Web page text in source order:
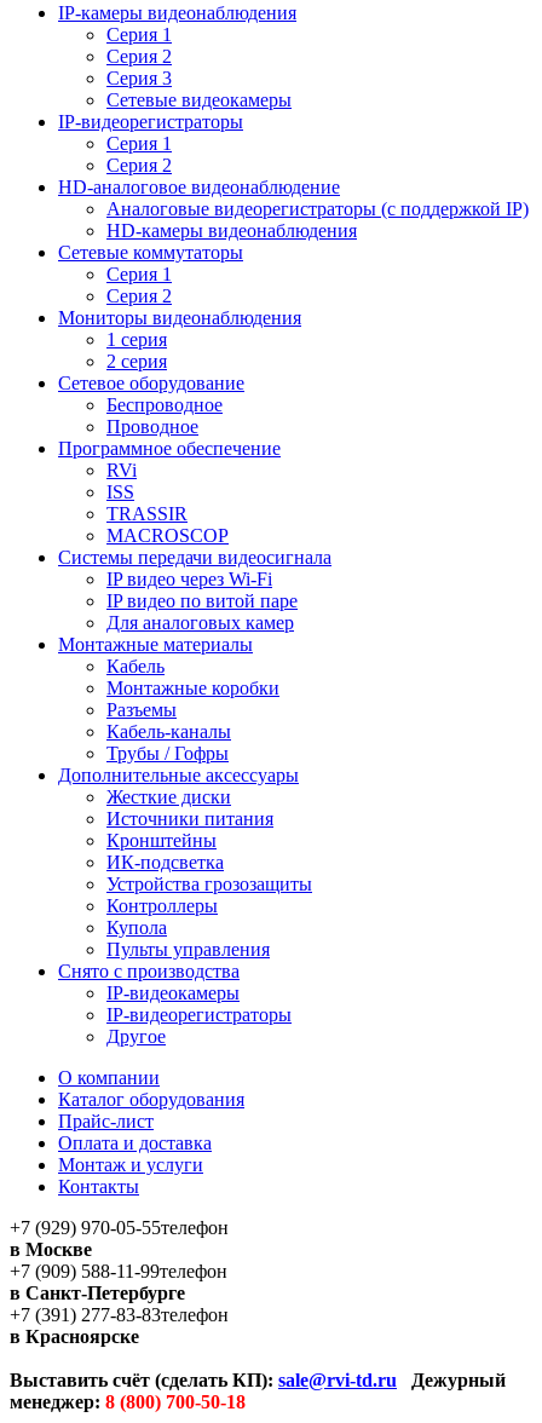
IP-камеры видеонаблюдения
Серия 1
Серия 2
Серия 3
Сетевые видеокамеры
IP-видеорегистраторы
Серия 1
Серия 2
HD-аналоговое видеонаблюдение
Aналоговые видеорегистраторы (с поддержкой IP)
HD-камеры видеонаблюдения
Сетевые коммутаторы
Серия 1
Серия 2
Мониторы видеонаблюдения
1 серия
2 серия
Сетевое оборудование
Беспроводное
Проводное
Программное обеспечение
RVi
ISS
TRASSIR
MACROSCOP
Системы передачи видеосигнала
IP видео через Wi-Fi
IP видео по витой паре
Для аналоговых камер
Монтажные материалы
Кабель
Монтажные коробки
Разъемы
Кабель-каналы
Трубы / Гофры
Дополнительные аксессуары
Жесткие диски
Источники питания
Кронштейны
ИК-подсветка
Устройства грозозащиты
Контроллеры
Купола
Пульты управления
Снято с производства
IP-видеокамеры
IP-видеорегистраторы
Другое
О компании
Каталог оборудования
Прайс-лист
Оплата и доставка
Монтаж и услуги
Контакты
+7 (929) 970-05-55телефон
в Москве
+7 (909) 588-11-99телефон
в Санкт-Петербурге
+7 (391) 277-83-83телефон
в Красноярске
Выставить счёт (сделать КП): sale@rvi-td.ru
Дежурный
менеджер: 8 (800) 700-50-18